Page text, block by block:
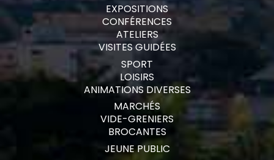
EXPOSITIONS
CONFÉRENCES
ATELIERS
VISITES GUIDÉES
SPORT
LOISIRS
ANIMATIONS DIVERSES
MARCHÉS
VIDE-GRENIERS
BROCANTES
JEUNE PUBLIC